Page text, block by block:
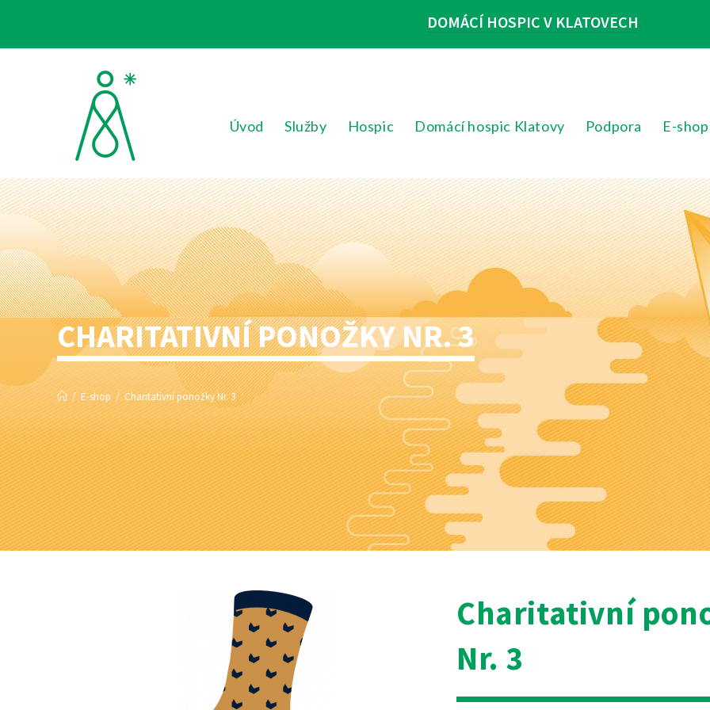
DOMÁCÍ HOSPIC V KLATOVECH
Úvod Služby Hospic Domácí hospic Klatovy Podpora E-shop
CHARITATIVNÍ PONOŽKY NR. 3
/ E-shop / Charitativní ponožky Nr. 3
Charitativní
Nr. 3